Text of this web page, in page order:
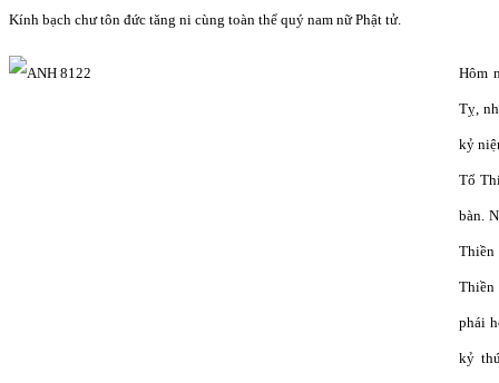
Kính bạch chư tôn đức tăng ni cùng toàn thể quý nam nữ Phật tử.
Hôm
Tỵ,
kỷ
Tổ
bàn.
Thiền
phái
kỷ